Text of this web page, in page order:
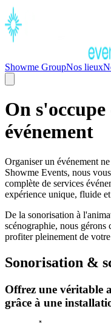
Showme GroupNos lieux
On
événement
Organiser un événement
Showme Events, nous
complète de services
expérience unique, fluide
De la sonorisation à
scénographie, nous gérons
profiter pleinement de
Sonorisation &
Offrez une véritable
grâce à une